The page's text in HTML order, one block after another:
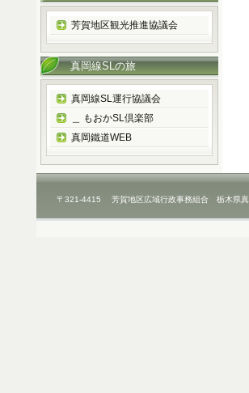
芳賀地区観光推進協議会
真岡線SLの旅
真岡線SL運行協議会
＿ もおかSL倶楽部
真岡鐵道WEB
〒321-4415 芳賀地区広域行政事務組合 栃木